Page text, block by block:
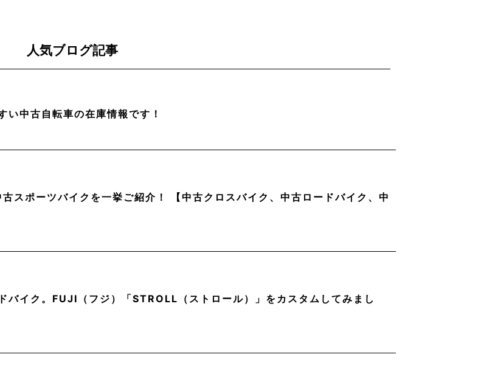
人気ブログ記事
い中古自転車の在庫情報です！
スポーツバイクを一挙ご紹介！ 【中古クロスバイク、中古ロードバイク、中
バイク。FUJI（フジ）「STROLL（ストロール）」をカスタムしてみまし